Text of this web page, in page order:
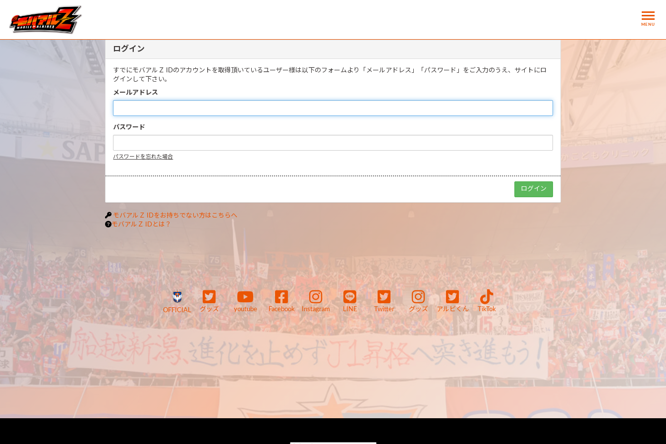
MENU
ログイン
すでにモバアルＺ IDのアカウントを取得頂いているユーザー様は以下のフォームより「メールアドレス」「パスワード」をご入力のうえ、サイトにロ
グインして下さい。
メールアドレス
パスワード
パスワードを忘れた場合
モバアルＺ IDをお持ちでない方はこちらへ
モバアルＺ IDとは？
OFFICIAL グッズ youtube Facebook Instagram LINE Twitter グッズ アルビくん TikTok